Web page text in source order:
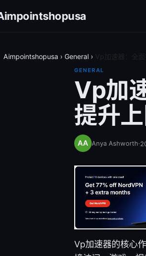
Aimpointshopusa › General ›
GENERAL
Vp加
提升
Anya Ashworth·
Vp加速器的核心